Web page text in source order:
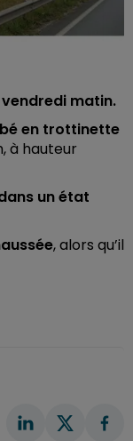
matin.
en trottinette
à hauteur
un état
, alors qu’il